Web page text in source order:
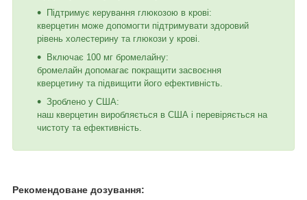
Підтримує керування глюкозою в крові:
кверцетин може допомогти підтримувати здоровий
рівень холестерину та глюкози у крові.
Включає 100 мг бромелайну:
бромелайн допомагає покращити засвоєння
кверцетину та підвищити його ефективність.
Зроблено у США:
наш кверцетин виробляється в США і перевіряється на
чистоту та ефективність.
Рекомендоване дозування: